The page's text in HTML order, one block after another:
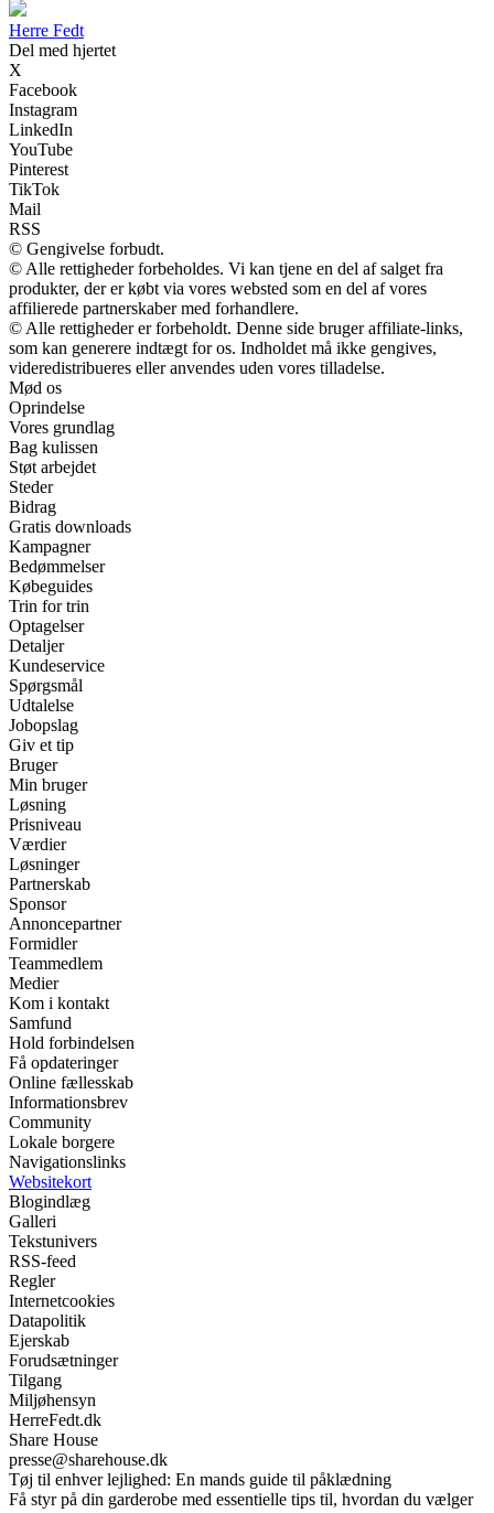
Herre Fedt
Del med hjertet
X
Facebook
Instagram
LinkedIn
YouTube
Pinterest
TikTok
Mail
RSS
© Gengivelse forbudt.
© Alle rettigheder forbeholdes. Vi kan tjene en del af salget fra
produkter, der er købt via vores websted som en del af vores
affilierede partnerskaber med forhandlere.
© Alle rettigheder er forbeholdt. Denne side bruger affiliate-links,
som kan generere indtægt for os. Indholdet må ikke gengives,
videredistribueres eller anvendes uden vores tilladelse.
Mød os
Oprindelse
Vores grundlag
Bag kulissen
Støt arbejdet
Steder
Bidrag
Gratis downloads
Kampagner
Bedømmelser
Købeguides
Trin for trin
Optagelser
Detaljer
Kundeservice
Spørgsmål
Udtalelse
Jobopslag
Giv et tip
Bruger
Min bruger
Løsning
Prisniveau
Værdier
Løsninger
Partnerskab
Sponsor
Annoncepartner
Formidler
Teammedlem
Medier
Kom i kontakt
Samfund
Hold forbindelsen
Få opdateringer
Online fællesskab
Informationsbrev
Community
Lokale borgere
Navigationslinks
Websitekort
Blogindlæg
Galleri
Tekstunivers
RSS-feed
Regler
Internetcookies
Datapolitik
Ejerskab
Forudsætninger
Tilgang
Miljøhensyn
HerreFedt.dk
Share House
presse@sharehouse.dk
Tøj til enhver lejlighed: En mands guide til påklædning
Få styr på din garderobe med essentielle tips til, hvordan du vælger